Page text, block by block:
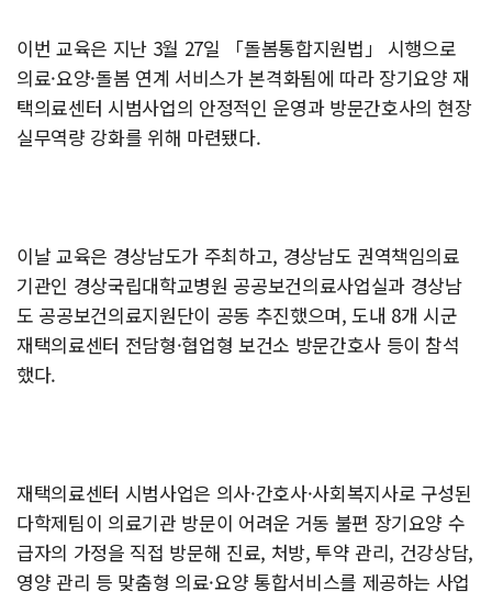
이번 교육은 지난 3월 27일 「돌봄통합지원법」 시행으로
의료·요양·돌봄 연계 서비스가 본격화됨에 따라 장기요양 재
택의료센터 시범사업의 안정적인 운영과 방문간호사의 현장
실무역량 강화를 위해 마련됐다.
이날 교육은 경상남도가 주최하고, 경상남도 권역책임의료
기관인 경상국립대학교병원 공공보건의료사업실과 경상남
도 공공보건의료지원단이 공동 추진했으며, 도내 8개 시군
재택의료센터 전담형·협업형 보건소 방문간호사 등이 참석
했다.
재택의료센터 시범사업은 의사·간호사·사회복지사로 구성된
다학제팀이 의료기관 방문이 어려운 거동 불편 장기요양 수
급자의 가정을 직접 방문해 진료, 처방, 투약 관리, 건강상담,
영양 관리 등 맞춤형 의료·요양 통합서비스를 제공하는 사업